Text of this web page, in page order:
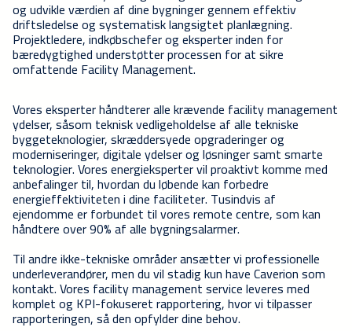
og udvikle værdien af dine bygninger gennem effektiv
driftsledelse og systematisk langsigtet planlægning.
Projektledere, indkøbschefer og eksperter inden for
bæredygtighed understøtter processen for at sikre
omfattende Facility Management.
Vores eksperter håndterer alle krævende facility management
ydelser, såsom teknisk vedligeholdelse af alle tekniske
byggeteknologier, skræddersyede opgraderinger og
moderniseringer, digitale ydelser og løsninger samt smarte
teknologier. Vores energieksperter vil proaktivt komme med
anbefalinger til, hvordan du løbende kan forbedre
energieffektiviteten i dine faciliteter. Tusindvis af
ejendomme er forbundet til vores remote centre, som kan
håndtere over 90% af alle bygningsalarmer.
Til andre ikke-tekniske områder ansætter vi professionelle
underleverandører, men du vil stadig kun have Caverion som
kontakt. Vores facility management service leveres med
komplet og KPI-fokuseret rapportering, hvor vi tilpasser
rapporteringen, så den opfylder dine behov.